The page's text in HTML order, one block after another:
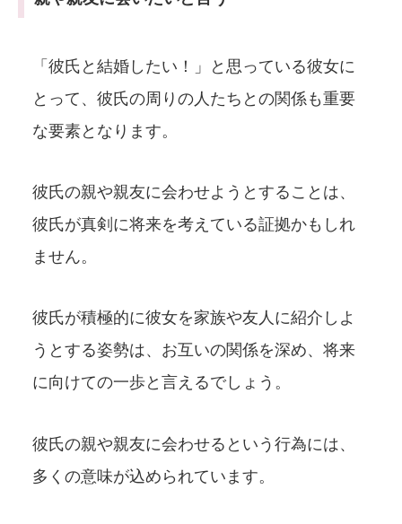
「彼氏と結婚したい！」と思っている彼女に
とって、彼氏の周りの人たちとの関係も重要
な要素となります。
彼氏の親や親友に会わせようとすることは、
彼氏が真剣に将来を考えている証拠かもしれ
ません。
彼氏が積極的に彼女を家族や友人に紹介しよ
うとする姿勢は、お互いの関係を深め、将来
に向けての一歩と言えるでしょう。
彼氏の親や親友に会わせるという行為には、
多くの意味が込められています。